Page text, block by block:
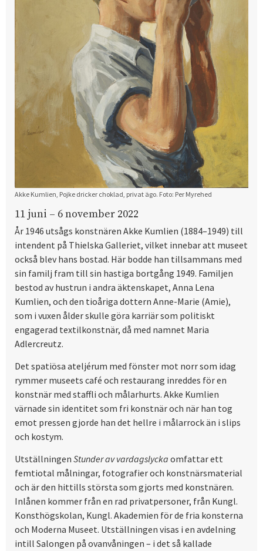
Akke Kumlien, Pojke dricker choklad, privat ägo. Foto: Per Myrehed
11 juni – 6 november 2022
År 1946 utsågs konstnären Akke Kumlien (1884–1949) till
intendent på Thielska Galleriet, vilket innebar att museet
också blev hans bostad. Här bodde han tillsammans med
sin familj fram till sin hastiga bortgång 1949. Familjen
bestod av hustrun i andra äktenskapet, Anna Lena
Kumlien, och den tioåriga dottern Anne-Marie (Amie),
som i vuxen ålder skulle göra karriär som politiskt
engagerad textilkonstnär, då med namnet Maria
Adlercreutz.
Det spatiösa ateljérum med fönster mot norr som idag
rymmer museets café och restaurang inreddes för en
konstnär med staffli och målarhurts. Akke Kumlien
värnade sin identitet som fri konstnär och när han tog
emot pressen gjorde han det hellre i målarrock än i slips
och kostym.
Utställningen Stunder av vardagslycka omfattar ett
femtiotal målningar, fotografier och konstnärsmaterial
och är den hittills största som gjorts med konstnären.
Inlånen kommer från en rad privatpersoner, från Kungl.
Konsthögskolan, Kungl. Akademien för de fria konsterna
och Moderna Museet. Utställningen visas i en avdelning
intill Salongen på ovanvåningen – i det så kallade